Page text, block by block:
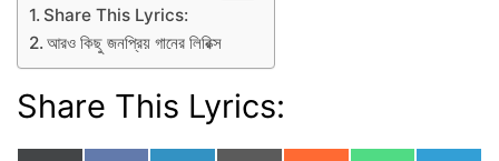
Share This Lyrics:
আরও কিছু জনপ্রিয় গানের লিরিক্স
Share This Lyrics: